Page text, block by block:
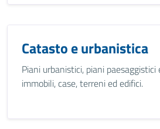
Catasto e urbanistica
Piani urbanistici, piani
immobili, case, terreni ed edifici.